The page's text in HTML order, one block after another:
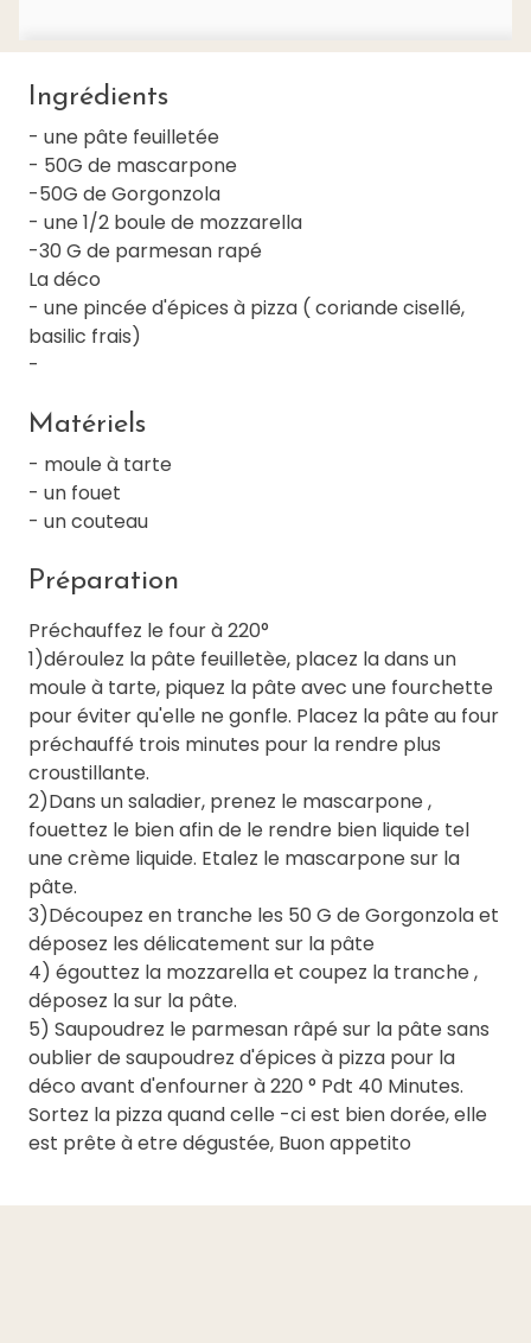
Ingrédients
- une pâte feuilletée
- 50G de mascarpone
-50G de Gorgonzola
- une 1/2 boule de mozzarella
-30 G de parmesan rapé
La déco
- une pincée d'épices à pizza ( coriande cisellé,
basilic frais)
-
Matériels
- moule à tarte
- un fouet
- un couteau
Préparation
Préchauffez le four à 220°
1)déroulez la pâte feuilletèe, placez la dans un
moule à tarte, piquez la pâte avec une fourchette
pour éviter qu'elle ne gonfle. Placez la pâte au four
préchauffé trois minutes pour la rendre plus
croustillante.
2)Dans un saladier, prenez le mascarpone ,
fouettez le bien afin de le rendre bien liquide tel
une crème liquide. Etalez le mascarpone sur la
pâte.
3)Découpez en tranche les 50 G de Gorgonzola et
déposez les délicatement sur la pâte
4) égouttez la mozzarella et coupez la tranche ,
déposez la sur la pâte.
5) Saupoudrez le parmesan râpé sur la pâte sans
oublier de saupoudrez d'épices à pizza pour la
déco avant d'enfourner à 220 ° Pdt 40 Minutes.
Sortez la pizza quand celle -ci est bien dorée, elle
est prête à etre dégustée, Buon appetito